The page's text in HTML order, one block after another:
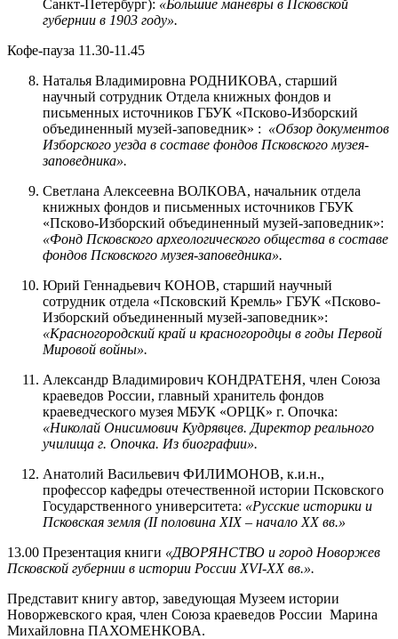
Санкт-Петербург): «Большие маневры в Псковской
губернии в 1903 году».
Кофе-пауза 11.30-11.45
Наталья Владимировна РОДНИКОВА, старший
научный сотрудник Отдела книжных фондов и
письменных источников ГБУК «Псково-Изборский
объединенный музей-заповедник» : «Обзор документов
Изборского уезда в составе фондов Псковского музея-
заповедника».
Светлана Алексеевна ВОЛКОВА, начальник отдела
книжных фондов и письменных источников ГБУК
«Псково-Изборский объединенный музей-заповедник»:
«Фонд Псковского археологического общества в составе
фондов Псковского музея-заповедника».
Юрий Геннадьевич КОНОВ, старший научный
сотрудник отдела «Псковский Кремль» ГБУК «Псково-
Изборский объединенный музей-заповедник»:
«Красногородский край и красногородцы в годы Первой
Мировой войны».
Александр Владимирович КОНДРАТЕНЯ, член Союза
краеведов России, главный хранитель фондов
краеведческого музея МБУК «ОРЦК» г. Опочка:
«Николай Онисимович Кудрявцев. Директор реального
училища г. Опочка. Из биографии».
Анатолий Васильевич ФИЛИМОНОВ, к.и.н.,
профессор кафедры отечественной истории Псковского
Государственного университета: «Русские историки и
Псковская земля (II половина XIX – начало ХХ вв.»
13.00 Презентация книги «ДВОРЯНСТВО и город Новоржев
Псковской губернии в истории России XVI-XX вв.».
Представит книгу автор, заведующая Музеем истории
Новоржевского края, член Союза краеведов России Марина
Михайловна ПАХОМЕНКОВА.